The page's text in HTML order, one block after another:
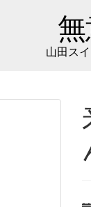
山田ス